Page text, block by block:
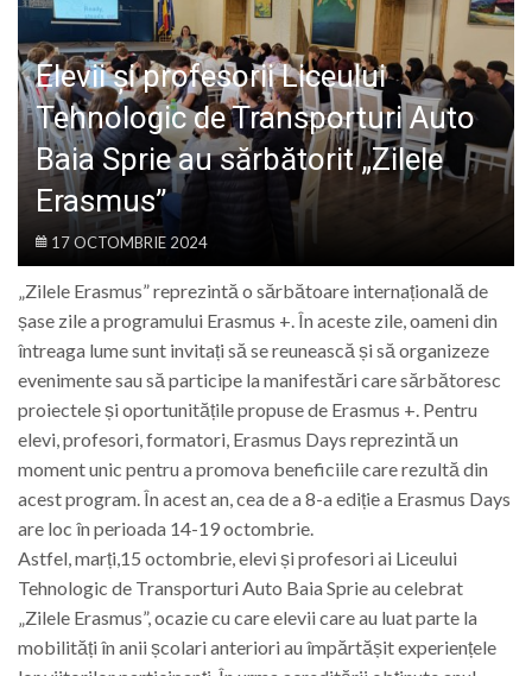
POLITIC
LIFE
Elevii și profesorii Liceului
Tehnologic de Transporturi Auto
Baia Sprie au sărbătorit „Zilele
Erasmus”
17 OCTOMBRIE 2024
„Zilele Erasmus” reprezintă o sărbătoare internațională de
șase zile a programului Erasmus +. În aceste zile, oameni din
întreaga lume sunt invitați să se reunească și să organizeze
evenimente sau să participe la manifestări care sărbătoresc
proiectele și oportunitățile propuse de Erasmus +. Pentru
elevi, profesori, formatori, Erasmus Days reprezintă un
moment unic pentru a promova beneficiile care rezultă din
acest program. În acest an, cea de a 8-a ediție a Erasmus Days
are loc în perioada 14-19 octombrie.
Astfel, marți,15 octombrie, elevi și profesori ai Liceului
Tehnologic de Transporturi Auto Baia Sprie au celebrat
„Zilele Erasmus”, ocazie cu care elevii care au luat parte la
mobilități în anii școlari anteriori au împărtășit experiențele